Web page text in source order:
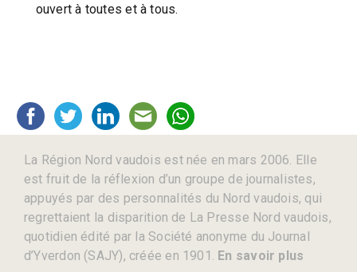
ouvert à toutes et à tous.
La Région Nord vaudois est née en mars 2006. Elle
est fruit de la réflexion d’un groupe de journalistes,
appuyés par des personnalités du Nord vaudois, qui
regrettaient la disparition de La Presse Nord vaudois,
quotidien édité par la Société anonyme du Journal
d’Yverdon (SAJY), créée en 1901. En savoir plus